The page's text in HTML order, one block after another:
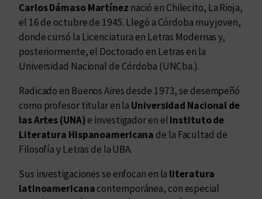
Carlos Dámaso Martínez nació en Chilecito, La Rioja,
el 16 de octubre de 1945. Llegó a Córdoba muy joven,
donde cursó la Licenciatura en Letras Modernas y,
posteriormente, el Doctorado en Letras en la
Universidad Nacional de Córdoba (UNCba.).
Radicado en Buenos Aires desde 1973, se desempeñó
como profesor titular en la Universidad Nacional de
las Artes (UNA)e investigador en elInstituto de
Literatura Hispanoamericana de la Facultad de
Filosofía y Letras de la UBA.
Sus investigaciones se enfocan en la literatura
latinoamericanacontemporánea, con especial